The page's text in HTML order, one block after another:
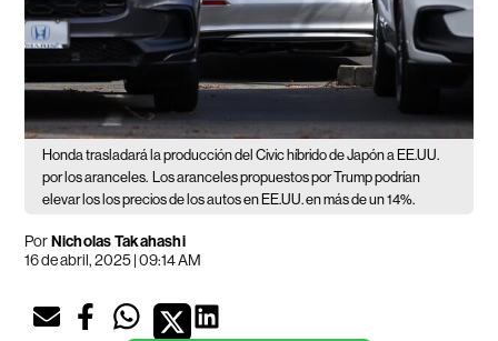
Honda trasladará la producción del Civic híbrido de Japón a EE.UU.
por los aranceles. Los aranceles propuestos por Trump podrían
elevar los los precios de los autos en EE.UU. en más de un 14%.
PorNicholas Takahashi
16 de abril, 2025 | 09:14 AM